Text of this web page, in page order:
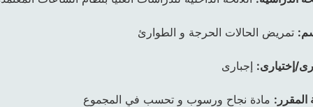
تمريض الحالات الحرجة و الطوارئ
إختيارى: إجبارى
المقرر: مادة نجاح ورسوب و تحسب في المجموع